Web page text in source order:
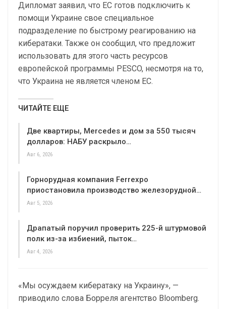
Дипломат заявил, что ЕС готов подключить к
помощи Украине свое специальное
подразделение по быстрому реагированию на
кибератаки. Также он сообщил, что предложит
использовать для этого часть ресурсов
европейской программы PESCO, несмотря на то,
что Украина не является членом ЕС.
ЧИТАЙТЕ ЕЩЕ
Две квартиры, Mercedes и дом за 550 тысяч
долларов: НАБУ раскрыло…
Авг 6, 2026
Горнорудная компания Ferrexpo
приостановила производство железорудной…
Авг 5, 2026
Драпатый поручил проверить 225-й штурмовой
полк из-за избиений, пыток…
Авг 4, 2026
«Мы осуждаем кибератаку на Украину», —
приводило слова Борреля агентство Bloomberg.